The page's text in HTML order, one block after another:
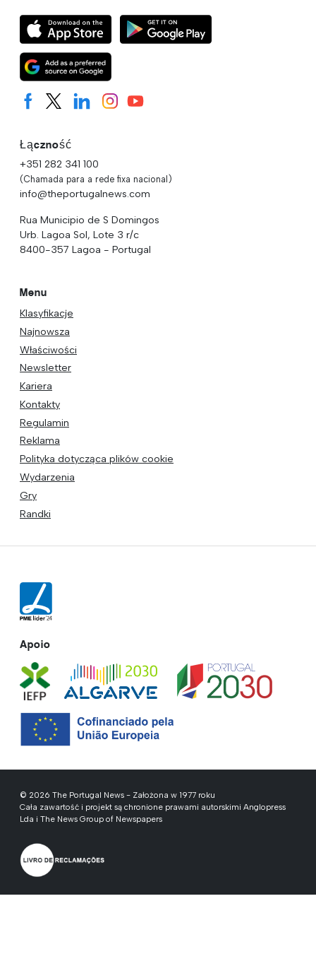
Łączność
+351 282 341 100
(Chamada para a rede fixa nacional)
info@theportugalnews.com
Rua Municipio de S Domingos
Urb. Lagoa Sol, Lote 3 r/c
8400-357 Lagoa - Portugal
Menu
Klasyfikacje
Najnowsza
Właściwości
Newsletter
Kariera
Kontakty
Regulamin
Reklama
Polityka dotycząca plików cookie
Wydarzenia
Gry
Randki
Apoio
© 2026 The Portugal News - Założona w 1977 roku
Cała zawartość i projekt są chronione prawami autorskimi Anglopress
Lda i The News Group of Newspapers